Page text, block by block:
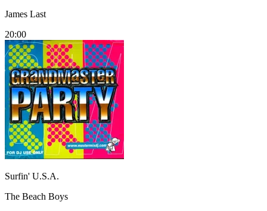
James Last
20:00
Surfin' U.S.A.
The Beach Boys